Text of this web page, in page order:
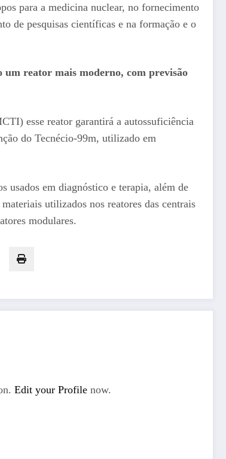
para a medicina nuclear, no fornecimento
de pesquisas científicas e na formação e o
um reator mais moderno, com previsão
esse reator garantirá a autossuficiência
do Tecnécio-99m, utilizado em
usados em diagnóstico e terapia, além de
utilizados nos reatores das centrais
modulares.
Edit your Profile now.